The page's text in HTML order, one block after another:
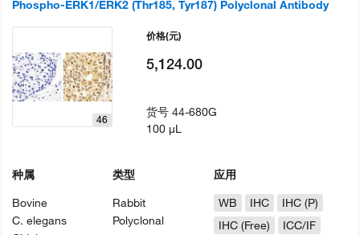
Phospho-ERK1/ERK2 (Thr185, Tyr187) Polyclonal Antibody
46
种属
Bovine
C. elegans
类型
Rabbit
Polyclonal
应用
WB
IHC
IHC (P)
IHC (Free)
ICC/IF
价格(元)
5,124.00
货号44-680G
100 µL